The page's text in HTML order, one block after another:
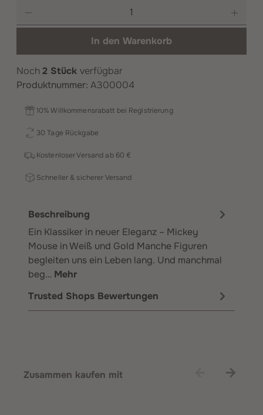
Produkt Anzahl: Gib den gewünschten
In den Warenkorb
Noch2 Stückverfügbar
Produktnummer:A300004
10% Willkommensrabatt bei Registrierung
30 Tage Rückgabe
Kostenloser Versand ab 60 €
Schneller & sicherer Versand
Beschreibung
Ein Klassiker in neuer Eleganz – Mickey
Mouse in Weiß und Gold Manche Figuren
begleiten uns ein Leben lang. Und manchmal
beg… Mehr
Trusted Shops Bewertungen
Zusammen kaufen mit